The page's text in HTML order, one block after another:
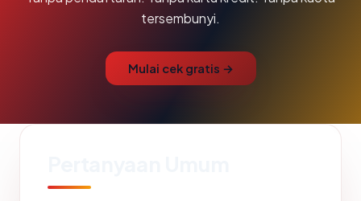
tersembunyi.
Mulai cek gratis →